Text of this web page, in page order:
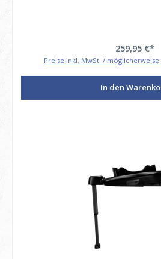
259,95 €*
Preise inkl. MwSt. / möglicherweise
In den